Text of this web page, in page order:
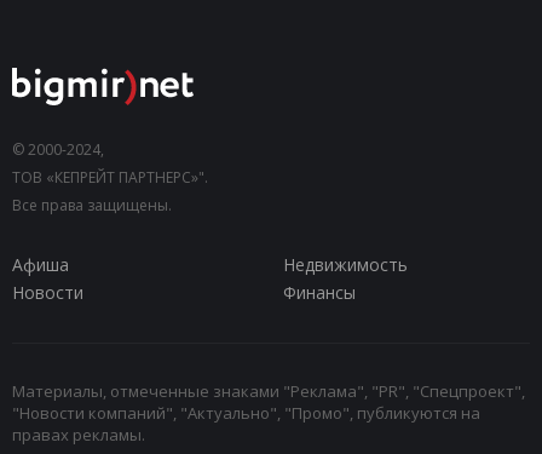
© 2000-2024,
ТОВ «КЕПРЕЙТ ПАРТНЕРС»".
Все права защищены.
Афиша
Недвижимость
Новости
Финансы
Материалы, отмеченные знаками "Реклама", "PR", "Спецпроект",
"Новости компаний", "Актуально", "Промо", публикуются на
правах рекламы.